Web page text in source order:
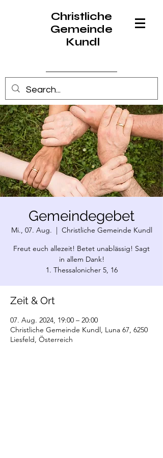
Christliche
Gemeinde
Kundl
Anmelden
Gemeindegebet
Mi., 07. Aug.
  |
Christliche Gemeinde Kundl
Freut euch allezeit! Betet unablässig! Sagt
in allem Dank!
1. Thessalonicher 5, 16
Zeit & Ort
07. Aug. 2024, 19:00 – 20:00
Christliche Gemeinde Kundl, Luna 67, 6250
Liesfeld, Österreich